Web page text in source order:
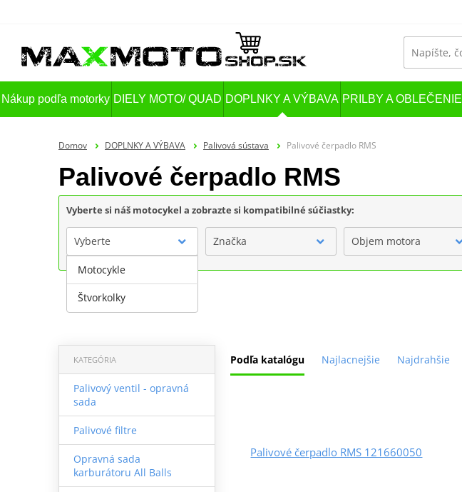
Nákup podľa motorky DIELY MOTO/ QUAD DOPLNKY A VÝBAVA PRILBY A OBLEČENIE
Domov DOPLNKY A VÝBAVA Palivová sústava Palivové čerpadlo RMS
Palivové čerpadlo RMS
Vyberte si náš motocykel a zobrazte si kompatibilné súčiastky:
Vyberte Značka Objem motora
Podľa katalógu Najlacnejšie Najdrahšie
KATEGÓRIA
Palivový ventil - opravná
sada
Palivové filtre
Opravná sada
karburátoru All Balls
Palivové čerpadlo RMS 121660050
Motocykle
Štvorkolky